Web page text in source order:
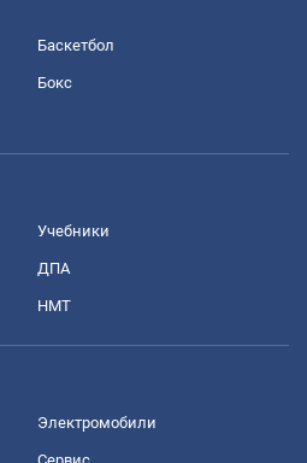
Баскетбол
Бокс
Учебники
ДПА
НМТ
Электромобили